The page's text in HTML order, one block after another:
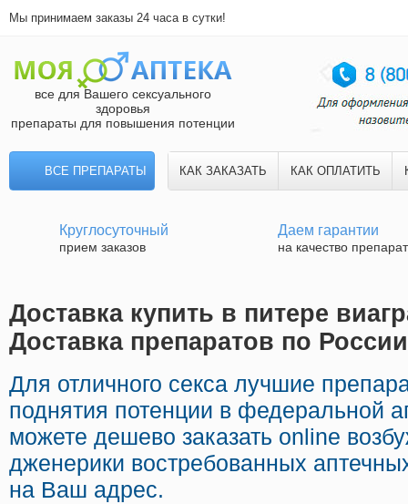
Мы принимаем заказы 24 часа в сутки!
все для Вашего сексуального
здоровья
препараты для повышения потенции
ВСЕ ПРЕПАРАТЫ КАК ЗАКАЗАТЬ КАК ОПЛАТИТЬ
Круглосуточный
прием заказов
Даем гарантии
на качество
Доставка купить в питере
Доставка препаратов по России
Для отличного секса лучшие
поднятия потенции в федеральной
можете дешево заказать online
дженерики востребованных
на Ваш адрес.